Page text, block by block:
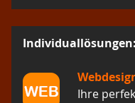
Individuallösungen:
Ihre